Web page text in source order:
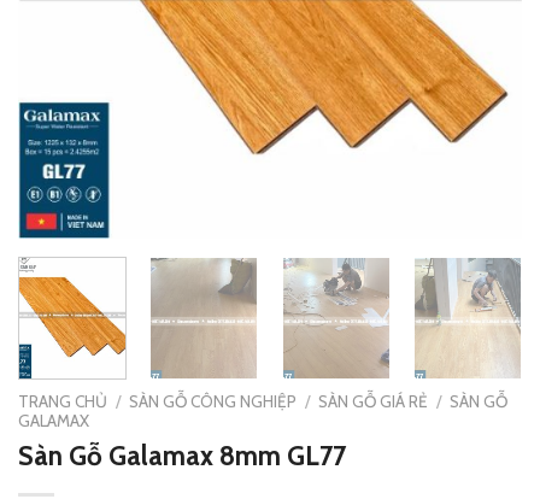
TRANG CHỦ / SÀN GỖ CÔNG NGHIỆP / SÀN GỖ GIÁ RẺ / SÀN GỖ
GALAMAX
Sàn Gỗ Galamax 8mm GL77